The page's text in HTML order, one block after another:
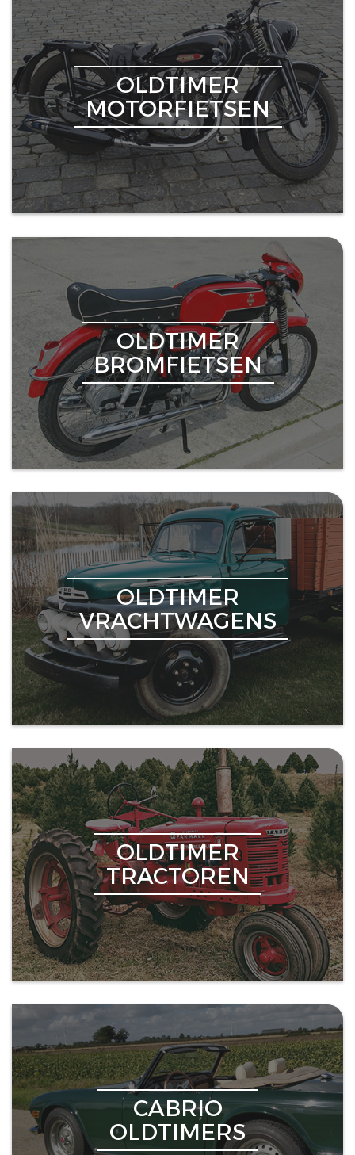
OLDTIMER
MOTORFIETSEN
OLDTIMER
BROMFIETSEN
OLDTIMER
VRACHTWAGENS
OLDTIMER
TRACTOREN
CABRIO
OLDTIMERS